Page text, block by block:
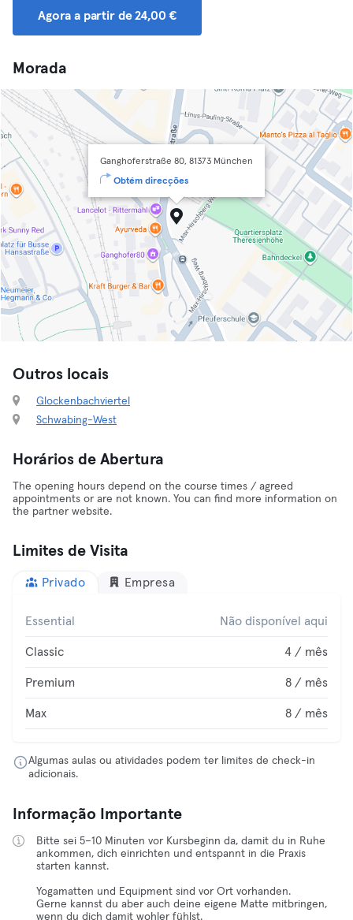
Agora a partir de 24,00 €
Morada
Ganghoferstraße 80, 81373 München
Obtém direcções
Outros locais
Glockenbachviertel
Schwabing-West
Horários de Abertura
The opening hours depend on the course times / agreed
appointments or are not known. You can find more information on
the partner website.
Limites de Visita
Privado Empresa
Essential Não disponível aqui
Classic 4 / mês
Premium 8 / mês
Max 8 / mês
Algumas aulas ou atividades podem ter limites de check-in
adicionais.
Informação Importante
Bitte sei 5–10 Minuten vor Kursbeginn da, damit du in Ruhe
ankommen, dich einrichten und entspannt in die Praxis
starten kannst.
Yogamatten und Equipment sind vor Ort vorhanden.
Gerne kannst du aber auch deine eigene Matte mitbringen,
wenn du dich damit wohler fühlst.